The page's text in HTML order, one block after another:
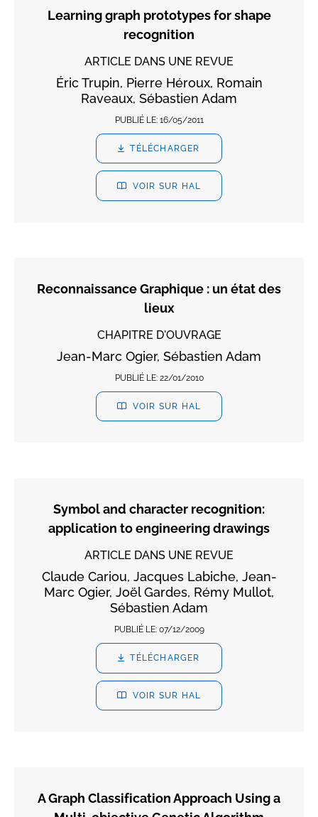
Learning graph prototypes for shape
recognition
ARTICLE DANS UNE REVUE
Éric Trupin, Pierre Héroux, Romain
Raveaux, Sébastien Adam
PUBLIÉ LE: 16/05/2011
TÉLÉCHARGER
VOIR SUR HAL
Reconnaissance Graphique : un état des
lieux
CHAPITRE D'OUVRAGE
Jean-Marc Ogier, Sébastien Adam
PUBLIÉ LE: 22/01/2010
VOIR SUR HAL
Symbol and character recognition:
application to engineering drawings
ARTICLE DANS UNE REVUE
Claude Cariou, Jacques Labiche, Jean-
Marc Ogier, Joël Gardes, Rémy Mullot,
Sébastien Adam
PUBLIÉ LE: 07/12/2009
TÉLÉCHARGER
VOIR SUR HAL
A Graph Classification Approach Using a